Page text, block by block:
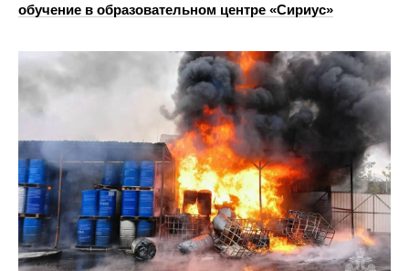
обучение в образовательном центре «Сириус»